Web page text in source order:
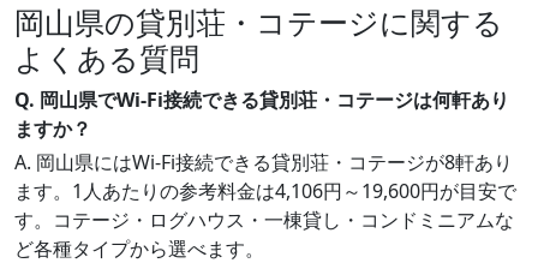
岡山県の貸別荘・コテージに関する
よくある質問
Q. 岡山県でWi-Fi接続できる貸別荘・コテージは何軒あり
ますか？
A. 岡山県にはWi-Fi接続できる貸別荘・コテージが8軒あり
ます。1人あたりの参考料金は4,106円～19,600円が目安で
す。コテージ・ログハウス・一棟貸し・コンドミニアムな
ど各種タイプから選べます。